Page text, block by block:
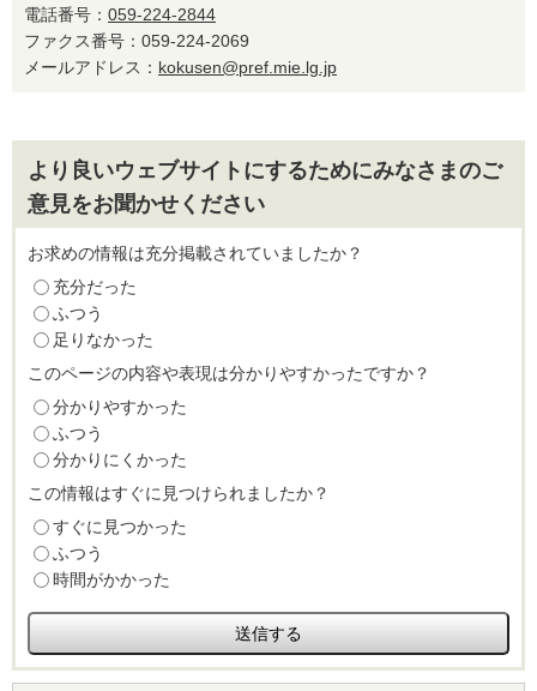
電話番号： 059-224-2844
ファクス番号：059-224-2069
メールアドレス： kokusen@pref.mie.lg.jp
より良いウェブサイトにするためにみなさまのご
意見をお聞かせください
お求めの情報は充分掲載されていましたか？
充分だった
ふつう
足りなかった
このページの内容や表現は分かりやすかったですか？
分かりやすかった
ふつう
分かりにくかった
この情報はすぐに見つけられましたか？
すぐに見つかった
ふつう
時間がかかった